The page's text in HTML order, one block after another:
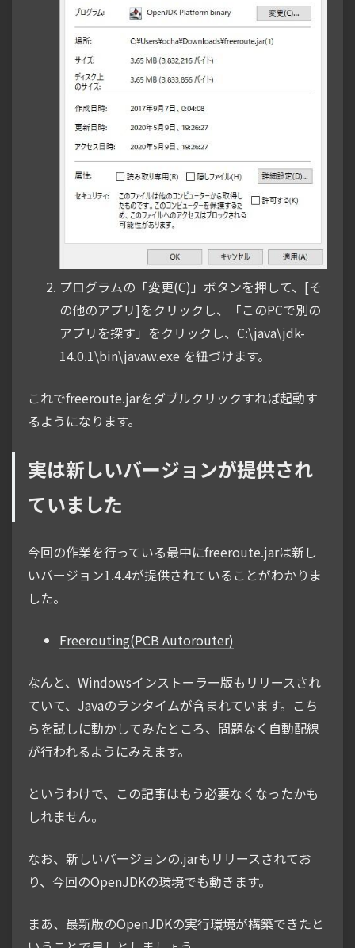
プログラムの「変更(C)」ボタンを押して、[そ
の他のアプリ]をクリックし、「このPCで別の
アプリを探す」をクリックし、C:\java\jdk-
14.0.1\bin\javaw.exe を紐づけます。
これでfreeroute.jarをダブルクリックすれば起動す
るようになります。
実は新しいバージョンが提供され
ていました
今回の作業を行っている最中にfreeroute.jarは新し
いバージョン1.4.4が提供されていることがわかりま
した。
Freerouting(PCB Autorouter)
なんと、Windowsインストーラー版もリリースされ
ていて、Javaのランタイムが含まれています。こち
らを試しに動かしてみたところ、問題なく自動配線
が行われるようにみえます。
というわけで、この記事はもう必要なくなったかも
しれません。
なお、新しいバージョンの.jarもリリースされてお
り、今回のOpenJDKの環境でも動きます。
まあ、最新版のOpenJDKの実行環境が構築できたと